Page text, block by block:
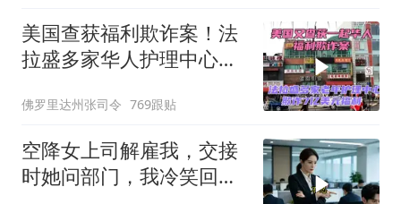
美国查获福利欺诈案！法
拉盛多家华人护理中心欺
佛罗里达州张司令 769跟贴
空降女上司解雇我，交接
时她问部门，我冷笑回